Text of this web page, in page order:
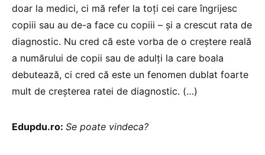
doar la medici, ci mă refer la toți cei care îngrijesc
copiii sau au de-a face cu copiii – și a crescut rata de
diagnostic. Nu cred că este vorba de o creștere reală
a numărului de copii sau de adulți la care boala
debutează, ci cred că este un fenomen dublat foarte
mult de creșterea ratei de diagnostic. (…)
Edupdu.ro: Se poate vindeca?